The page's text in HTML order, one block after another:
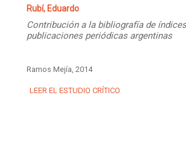
Rubí, Eduardo
Contribución a la bibliografía de
publicaciones periódicas argentinas
Ramos Mejía, 2014
LEER EL ESTUDIO CRÍTICO